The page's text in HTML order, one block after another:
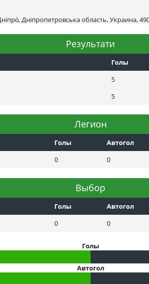
Дніпропетровська область, Украина,
Результати
Голы
5
5
Легион
Голы
Автогол
0
0
Выбор
Голы
Автогол
0
0
Голы
Автогол